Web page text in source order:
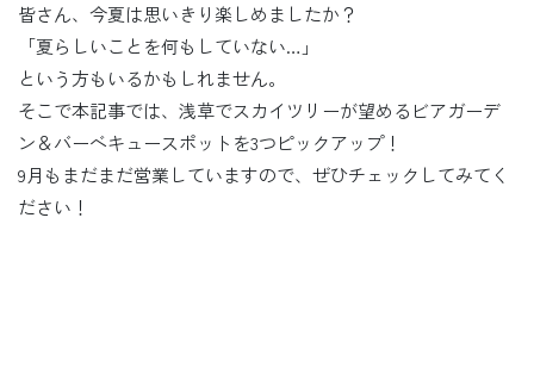
皆さん、今夏は思いきり楽しめましたか？
「夏らしいことを何もしていない…」
という方もいるかもしれません。
そこで本記事では、浅草でスカイツリーが望めるビアガーデ
ン＆バーベキュースポットを3つピックアップ！
9月もまだまだ営業していますので、ぜひチェックしてみてく
ださい！